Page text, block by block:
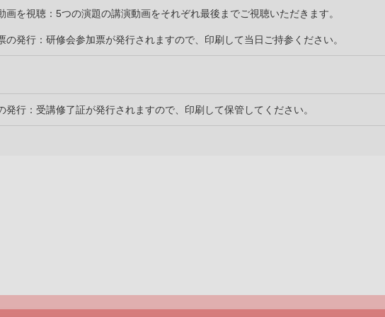
画を視聴：5つの演題の講演動画をそれぞれ最後までご視聴いただきます。
の発行：研修会参加票が発行されますので、印刷して当日ご持参ください。
発行：受講修了証が発行されますので、印刷して保管してください。